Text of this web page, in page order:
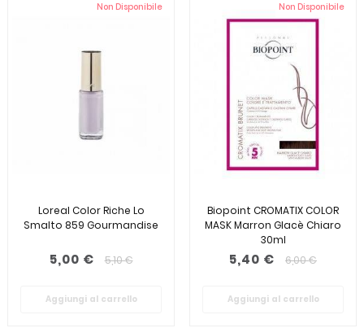
Non Disponibile
Loreal Color Riche Lo
Smalto 859 Gourmandise
5,00 € 5,10 €
Aggiungi al carrello
Non Disponibile
Biopoint CROMATIX COLOR
MASK Marron Glacè Chiaro
30ml
5,40 € 6,00 €
Aggiungi al carrello